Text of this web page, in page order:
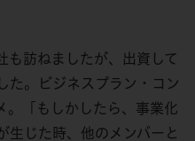
も訪ねましたが、出資して
た。ビジネスプラン・コン
。「もしかしたら、事業化
生じた時、他のメンバーと